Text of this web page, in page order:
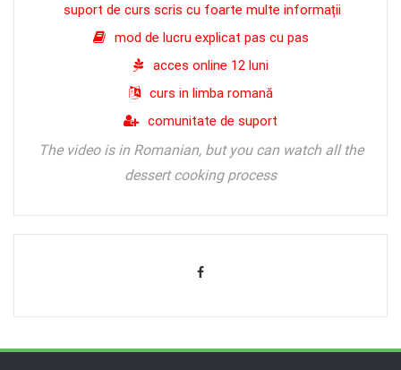
suport de curs scris cu foarte multe informații
mod de lucru explicat pas cu pas
acces online 12 luni
curs in limba romană
comunitate de suport
The video is in Romanian, but you can watch all the
dessert cooking process